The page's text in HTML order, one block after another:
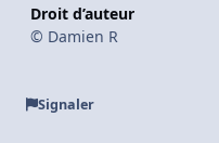
Droit d’auteur
© Damien R
Signaler